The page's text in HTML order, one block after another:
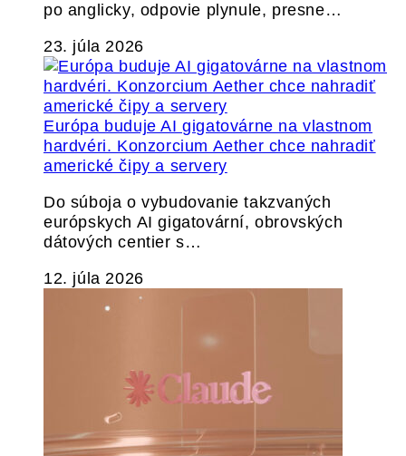
po anglicky, odpovie plynule, presne…
23. júla 2026
Európa buduje AI gigatovárne na vlastnom
hardvéri. Konzorcium Aether chce nahradiť
americké čipy a servery
Do súboja o vybudovanie takzvaných
európskych AI gigatovární, obrovských
dátových centier s…
12. júla 2026